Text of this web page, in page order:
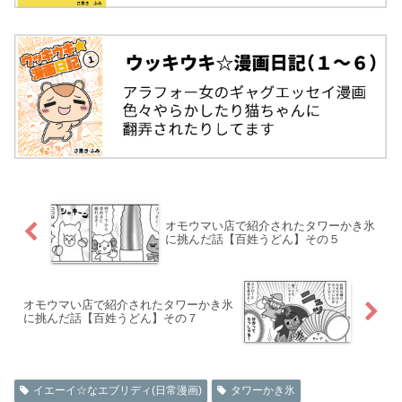
オモウマい店で紹介されたタワーかき氷
に挑んだ話【百姓うどん】その５
オモウマい店で紹介されたタワーかき氷
に挑んだ話【百姓うどん】その７
イエーイ☆なエブリディ(日常漫画) タワーかき氷